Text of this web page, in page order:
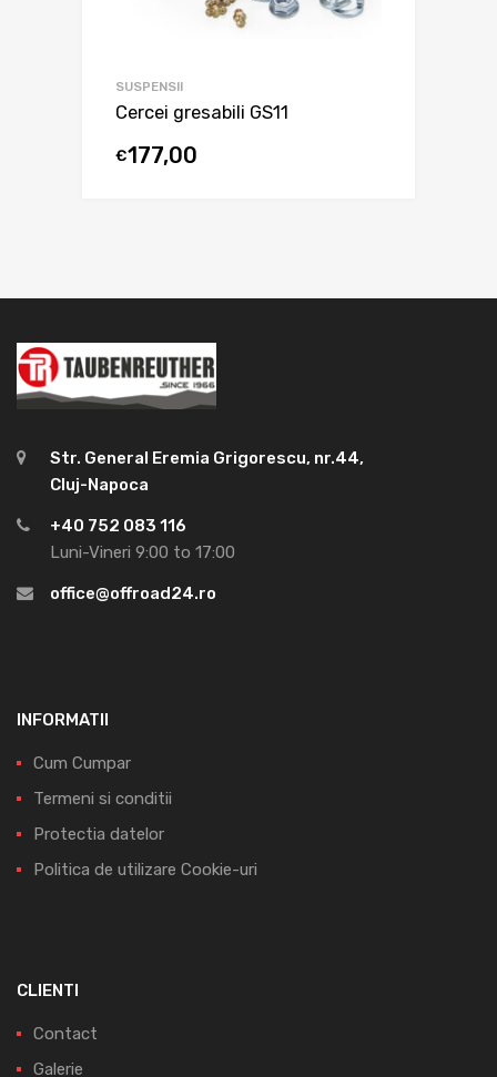
SUSPENSII
Cercei gresabili GS11
€177,00
Str. General Eremia Grigorescu, nr.44,
Cluj-Napoca
+40 752 083 116
Luni-Vineri 9:00 to 17:00
office@offroad24.ro
INFORMATII
Cum Cumpar
Termeni si conditii
Protectia datelor
Politica de utilizare Cookie-uri
CLIENTI
Contact
Galerie